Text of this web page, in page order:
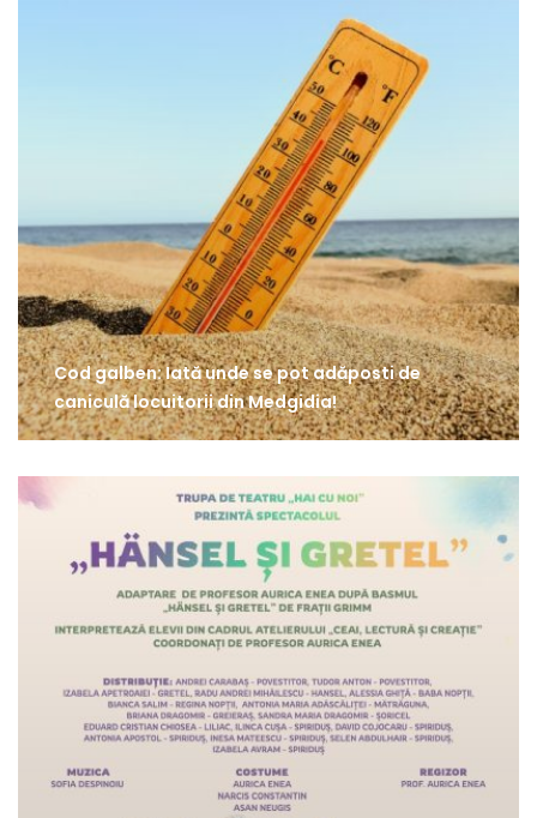
Cod galben: Iată unde se pot adăposti de
caniculă locuitorii din Medgidia!